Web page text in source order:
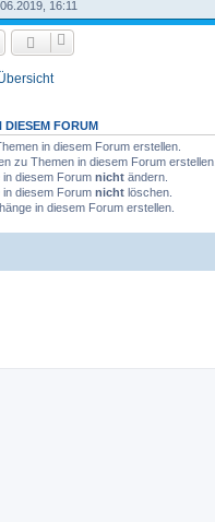
16:11
DIESEM FORUM
in diesem Forum erstellen.
zu Themen in diesem Forum erstellen.
in diesem Forum nicht ändern.
in diesem Forum nicht löschen.
in diesem Forum erstellen.